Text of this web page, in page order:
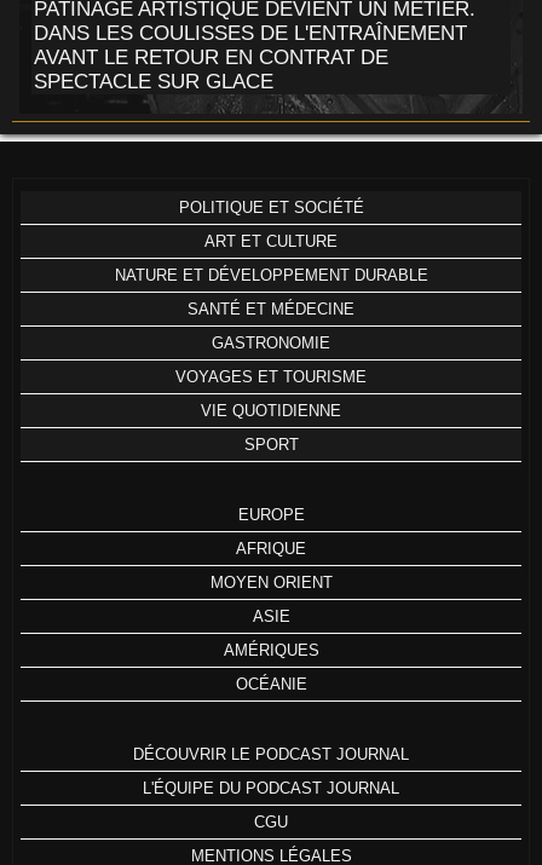
PATINAGE ARTISTIQUE DEVIENT UN MÉTIER.
DANS LES COULISSES DE L'ENTRAÎNEMENT
AVANT LE RETOUR EN CONTRAT DE
SPECTACLE SUR GLACE
POLITIQUE ET SOCIÉTÉ
ART ET CULTURE
NATURE ET DÉVELOPPEMENT DURABLE
SANTÉ ET MÉDECINE
GASTRONOMIE
VOYAGES ET TOURISME
VIE QUOTIDIENNE
SPORT
EUROPE
AFRIQUE
MOYEN ORIENT
ASIE
AMÉRIQUES
OCÉANIE
DÉCOUVRIR LE PODCAST JOURNAL
L'ÉQUIPE DU PODCAST JOURNAL
CGU
MENTIONS LÉGALES